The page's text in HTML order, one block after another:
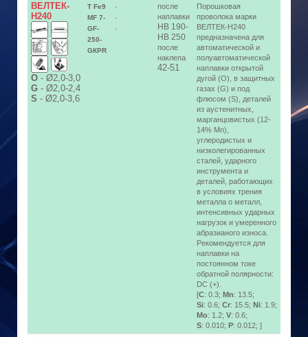
ВЕЛТЕК-
Н240
О - Ø2,0-3,0
G - Ø2,0-2,4
S - Ø2,0-3,6
T Fe9
MF 7-
GF-
250-
GКPR
-
-
-
после
наплавки
HB 190-
HB 250
после
наклепа
42-51
Порошковая
проволока марки
ВЕЛТЕК-Н240
предназначена для
автоматической и
полуавтоматической
наплавки открытой
дугой (O), в защитных
газах (G) и под
флюсом (S), деталей
из аустенитных,
марганцовистых (12-
14% Mn),
углеродистых и
низколегированных
сталей, ударного
инструмента и
деталей, работающих
в условиях трения
металла о металл,
интенсивных ударных
нагрузок и умеренного
абразианого износа.
Рекомендуется для
наплавки на
постоянном токе
обратной полярности:
DC (+).
[C: 0.3; Mn: 13.5;
Si: 0.6; Cr: 15.5; Ni: 1.9;
Mo: 1.2; V: 0.6;
S: 0.010; P: 0.012; ]